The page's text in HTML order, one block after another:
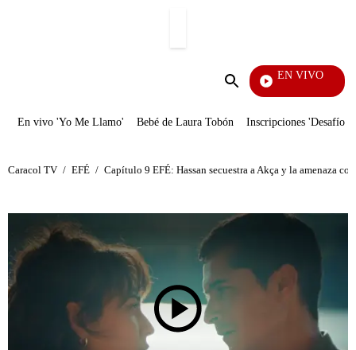
Enviar
EN VIVO
En vivo 'Yo Me Llamo' Bebé de Laura Tobón Inscripciones 'Desafío'
Caracol TV / EFÉ / Capítulo 9 EFÉ: Hassan secuestra a Akça y la amenaza